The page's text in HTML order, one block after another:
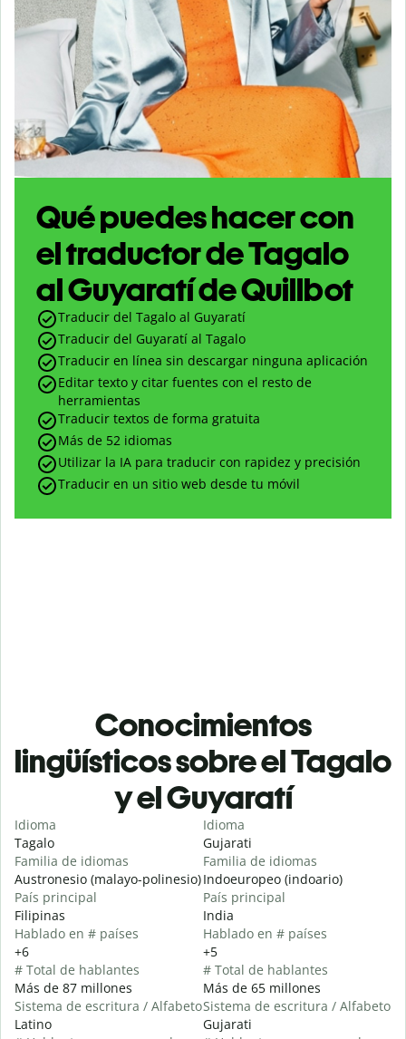
Qué puedes hacer con
el traductor de Tagalo
al Guyaratí de Quillbot
Traducir del Tagalo al Guyaratí
Traducir del Guyaratí al Tagalo
Traducir en línea sin descargar ninguna aplicación
Editar texto y citar fuentes con el resto de
herramientas
Traducir textos de forma gratuita
Más de 52 idiomas
Utilizar la IA para traducir con rapidez y precisión
Traducir en un sitio web desde tu móvil
Conocimientos
lingüísticos sobre el Tagalo
y el Guyaratí
Idioma
Tagalo
Familia de idiomas
Austronesio (malayo-polinesio)
País principal
Filipinas
Hablado en # países
+6
# Total de hablantes
Más de 87 millones
Sistema de escritura / Alfabeto
Latino
Idioma
Gujarati
Familia de idiomas
Indoeuropeo (indoario)
País principal
India
Hablado en # países
+5
# Total de hablantes
Más de 65 millones
Sistema de escritura / Alfabeto
Gujarati